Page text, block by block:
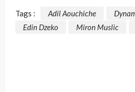
Tags : Adil Aouchiche
Edin Dzeko
Miron Muslic